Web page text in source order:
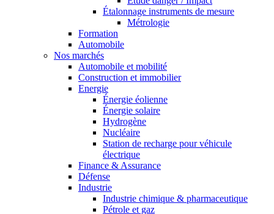
Étalonnage instruments de mesure
Métrologie
Formation
Automobile
Nos marchés
Automobile et mobilité
Construction et immobilier
Energie
Énergie éolienne
Énergie solaire
Hydrogène
Nucléaire
Station de recharge pour véhicule
électrique
Finance & Assurance
Défense
Industrie
Industrie chimique & pharmaceutique
Pétrole et gaz